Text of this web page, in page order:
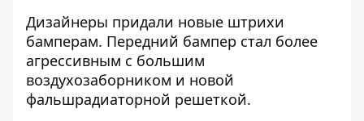
Дизайнеры придали новые штрихи
бамперам. Передний бампер стал более
агрессивным с большим
воздухозаборником и новой
фальшрадиаторной решеткой.